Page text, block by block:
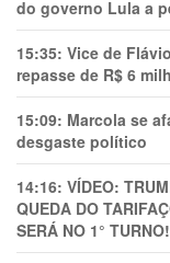
do governo Lula a
15:35: Vice de
repasse de R$ 6
15:09: Marcola se
desgaste político
14:16: VÍDEO:
QUEDA DO
SERÁ NO 1°